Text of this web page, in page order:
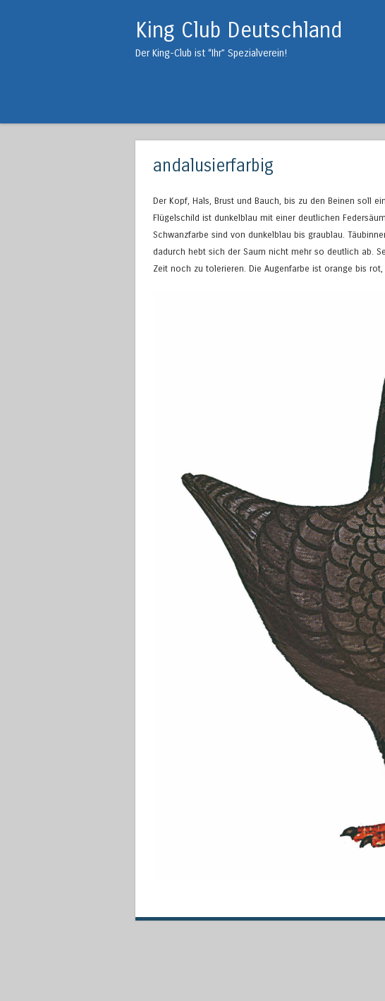
King Club Deutschland
Der King-Club ist “Ihr” Spezialverein!
andalusierfarbig
Der Kopf, Hals, Brust und Bauch, bis zu den Beinen soll
Flügelschild ist dunkelblau mit einer deutlichen
Schwanzfarbe sind von dunkelblau bis graublau.
dadurch hebt sich der Saum nicht mehr so deutlich ab.
Zeit noch zu tolerieren. Die Augenfarbe ist orange bis